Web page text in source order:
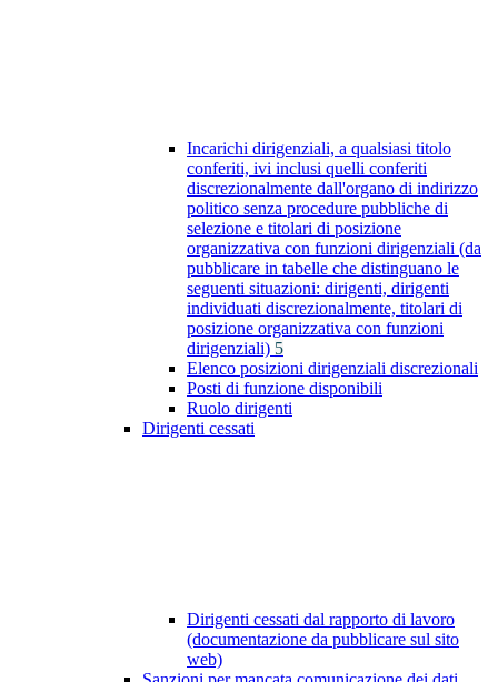
Incarichi dirigenziali, a qualsiasi titolo
conferiti, ivi inclusi quelli conferiti
discrezionalmente dall'organo di indirizzo
politico senza procedure pubbliche di
selezione e titolari di posizione
organizzativa con funzioni dirigenziali (da
pubblicare in tabelle che distinguano le
seguenti situazioni: dirigenti, dirigenti
individuati discrezionalmente, titolari di
posizione organizzativa con funzioni
dirigenziali) 5
Elenco posizioni dirigenziali discrezionali
Posti di funzione disponibili
Ruolo dirigenti
Dirigenti cessati
Dirigenti cessati dal rapporto di lavoro
(documentazione da pubblicare sul sito
web)